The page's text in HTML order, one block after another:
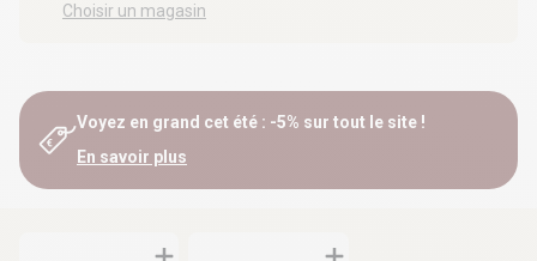
Choisir un magasin
Voyez en grand cet été : -5% sur tout le site !
En savoir plus